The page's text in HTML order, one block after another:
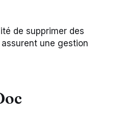
de supprimer des
une gestion